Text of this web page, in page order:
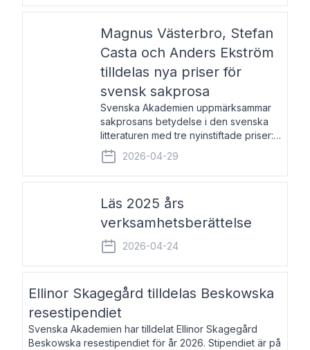
Magnus Västerbro, Stefan
Casta och Anders Ekström
tilldelas nya priser för
svensk sakprosa
Svenska Akademien uppmärksammar
sakprosans betydelse i den svenska
litteraturen med tre nyinstiftade priser:
Svenska Akademiens pris till
framstående författare av svensk
sakprosa som i år går till Magnus
2026-04-29
Läs 2025 års
verksamhetsberättelse
2026-04-24
Ellinor Skagegård tilldelas Beskowska
resestipendiet
Svenska Akademien har tilldelat Ellinor Skagegård
Beskowska resestipendiet för år 2026. Stipendiet är på